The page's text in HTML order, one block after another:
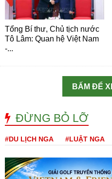
Tổng Bí thư, Chủ tịch nước
Tô Lâm: Quan hệ Việt Nam
-...
BẤM ĐỂ
ĐỪNG BỎ LỠ
#DU LỊCH NGA #LUẬT NGA